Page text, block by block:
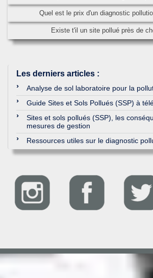
Quel est le prix d'un diagnostic
Existe t'il un site pollué près de
Les derniers articles :
Analyse de sol laboratoire pour la
Guide Sites et Sols Pollués (SSP) à
Sites et sols pollués (SSP), les
mesures de gestion
Ressources utiles sur le diagnostic